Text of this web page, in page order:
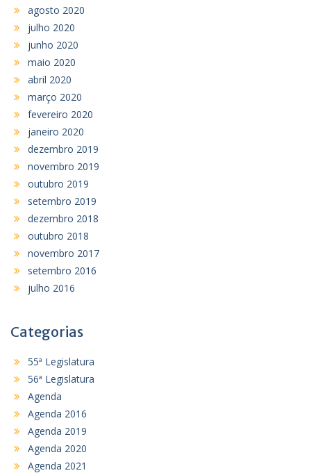
agosto 2020
julho 2020
junho 2020
maio 2020
abril 2020
março 2020
fevereiro 2020
janeiro 2020
dezembro 2019
novembro 2019
outubro 2019
setembro 2019
dezembro 2018
outubro 2018
novembro 2017
setembro 2016
julho 2016
Categorias
55ª Legislatura
56ª Legislatura
Agenda
Agenda 2016
Agenda 2019
Agenda 2020
Agenda 2021